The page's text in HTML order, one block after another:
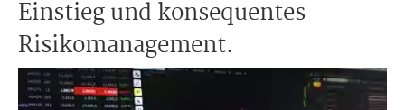
Einstieg und konsequentes
Risikomanagement.